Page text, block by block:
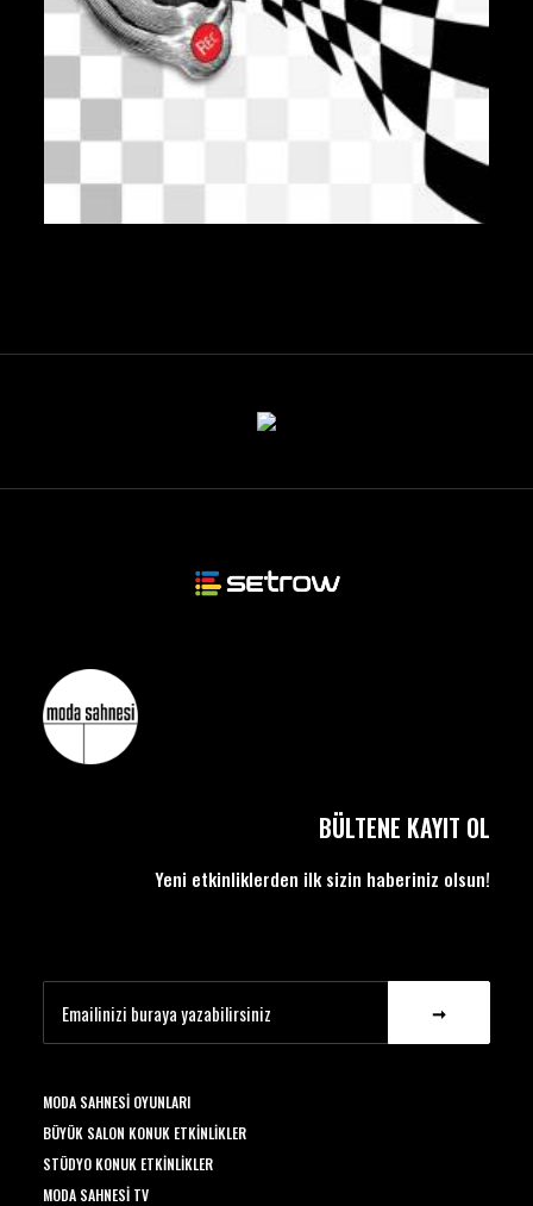
BÜLTENE KAYIT OL
Yeni etkinliklerden ilk sizin haberiniz olsun!
MODA SAHNESI OYUNLARI
BÜYÜK SALON KONUK ETKINLIKLER
STÜDYO KONUK ETKINLIKLER
MODA SAHNESI TV